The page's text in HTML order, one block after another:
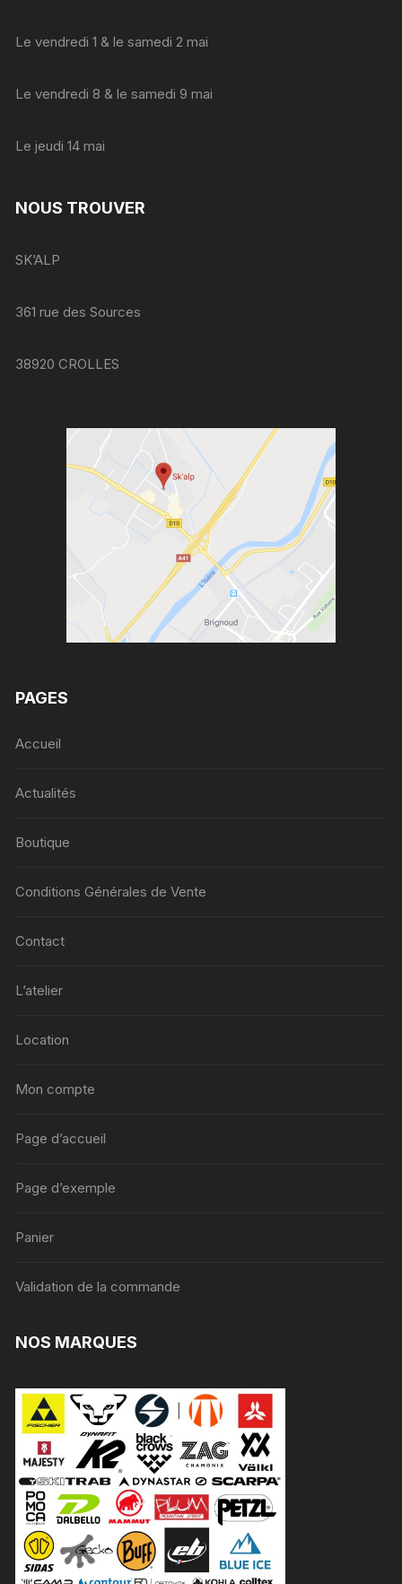
Le vendredi 1 & le samedi 2 mai
Le vendredi 8 & le samedi 9 mai
Le jeudi 14 mai
NOUS TROUVER
SK’ALP
361 rue des Sources
38920 CROLLES
PAGES
Accueil
Actualités
Boutique
Conditions Générales de Vente
Contact
L’atelier
Location
Mon compte
Page d’accueil
Page d’exemple
Panier
Validation de la commande
NOS MARQUES